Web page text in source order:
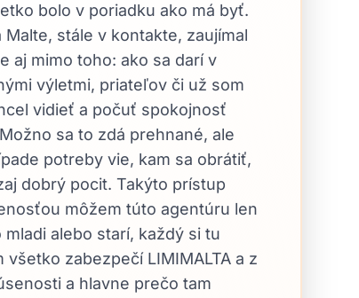
bolo v poriadku ako má byť.
stále v kontakte, zaujímal
aj mimo toho: ako sa darí v
výletmi, priateľov či už som
vidieť a počuť spokojnosť
sa to zdá prehnané, ale
potreby vie, kam sa obrátiť,
dobrý pocit. Takýto prístup
môžem túto agentúru len
alebo starí, každý si tu
zabezpečí LIMIMALTA a z
a hlavne prečo tam